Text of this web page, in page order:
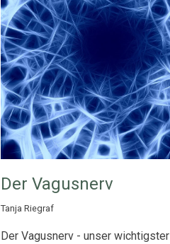
Der Vagusnerv
Tanja Riegraf
Der Vagusnerv - unser wichtigster